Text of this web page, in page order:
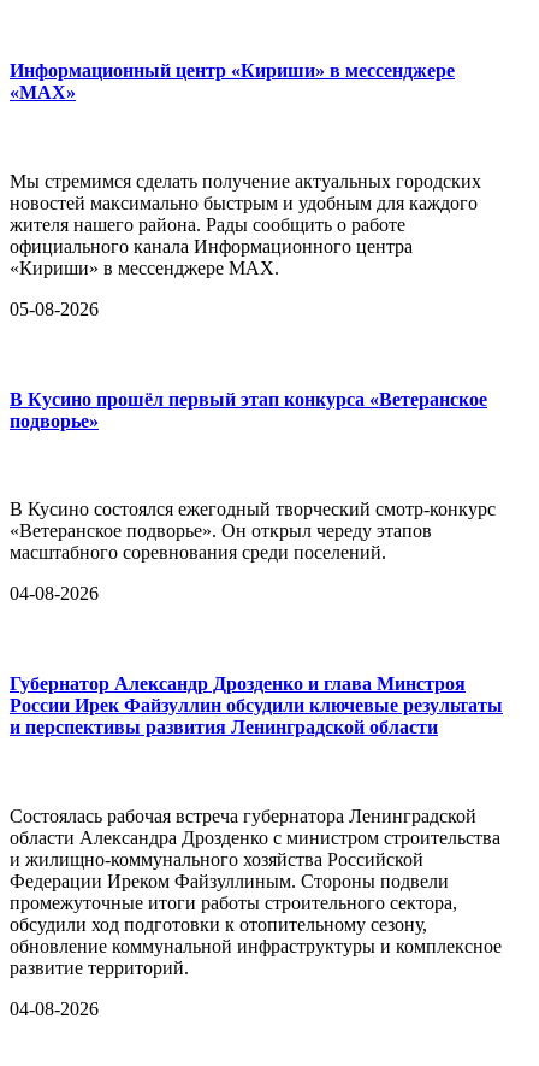
Информационный центр «Кириши» в мессенджере
«MAX»
Мы стремимся сделать получение актуальных городских
новостей максимально быстрым и удобным для каждого
жителя нашего района. Рады сообщить о работе
официального канала Информационного центра
«Кириши» в мессенджере MAX.
05-08-2026
В Кусино прошёл первый этап конкурса «Ветеранское
подворье»
В Кусино состоялся ежегодный творческий смотр-конкурс
«Ветеранское подворье». Он открыл череду этапов
масштабного соревнования среди поселений.
04-08-2026
Губернатор Александр Дрозденко и глава Минстроя
России Ирек Файзуллин обсудили ключевые результаты
и перспективы развития Ленинградской области
Состоялась рабочая встреча губернатора Ленинградской
области Александра Дрозденко с министром строительства
и жилищно-коммунального хозяйства Российской
Федерации Иреком Файзуллиным. Стороны подвели
промежуточные итоги работы строительного сектора,
обсудили ход подготовки к отопительному сезону,
обновление коммунальной инфраструктуры и комплексное
развитие территорий.
04-08-2026